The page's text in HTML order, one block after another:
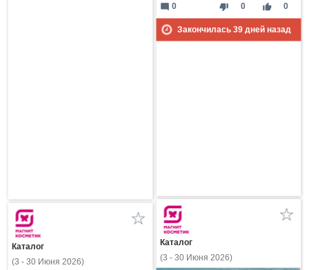
thumb_down 0 thumb_up 0
mode_comment 0
Закончилась 39дней назад
Каталог
(3 - 30 Июня 2026)
Каталог
(3 - 30 Июня 2026)